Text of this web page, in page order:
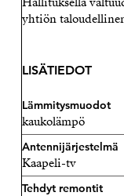
yhtiön
LISÄTIEDOT
Lämmitysmuodot
kaukolämpö
Antennijärjestelmä
Kaapeli-tv
Tehdyt remontit